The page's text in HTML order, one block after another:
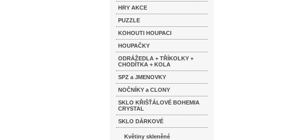
HRY AKCE
PUZZLE
KOHOUTI HOUPACI
HOUPAČKY
ODRÁŽEDLA + TŘÍKOLKY +
CHODÍTKA + KOLA
SPZ a JMENOVKY
NOČNÍKY a CLONY
SKLO KŘIŠŤÁLOVÉ BOHEMIA
CRYSTAL
SKLO DÁRKOVÉ
Květiny skleněné